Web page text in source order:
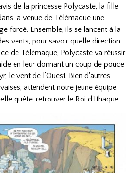
de la princesse Polycaste, la fille
la venue de Télémaque une
forcé. Ensemble, ils se lancent à la
vents, pour savoir quelle direction
de Télémaque, Polycaste va réussir
en leur donnant un coup de pouce
le vent de l’Ouest. Bien d'autres
attendent notre jeune équipe
quête: retrouver le Roi d'Ithaque.